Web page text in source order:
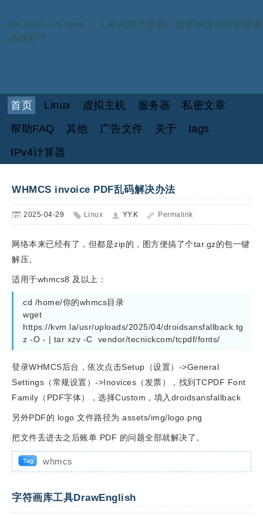
I'm alive, I'm here！ 人生的两大悲剧：想要的没得到和想要
的得到了。
首页 Linux 虚拟主机 服务器
私密文章
帮助FAQ
其他 广告文件 关于
tags
IPv4计算器
WHMCS invoice PDF乱码解决办法
2025-04-29 Linux YY.K Permalink
网络本来已经有了，但都是zip的，图方便搞了个tar.gz的包一键
解压。
适用于whmcs8 及以上：
cd /home/你的whmcs目录
wget
https://kvm.la/usr/uploads/2025/04/droidsansfallback.tg
z -O - | tar xzv -C  vendor/tecnickcom/tcpdf/fonts/
登录WHMCS后台，依次点击Setup（设置）->General
Settings（常规设置）->Inovices（发票），找到TCPDF Font
Family（PDF字体），选择Custom，填入droidsansfallback
另外PDF的 logo 文件路径为 assets/img/logo.png
把文件丢进去之后账单 PDF 的问题全部就解决了。
whmcs
字符画库工具DrawEnglish